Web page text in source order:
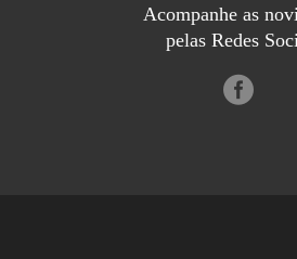
Acompanhe as
pelas Redes